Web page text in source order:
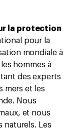
la protection
pour la
mondiale à
hommes à
des experts
mers et les
Nous
et nous
naturels. Les